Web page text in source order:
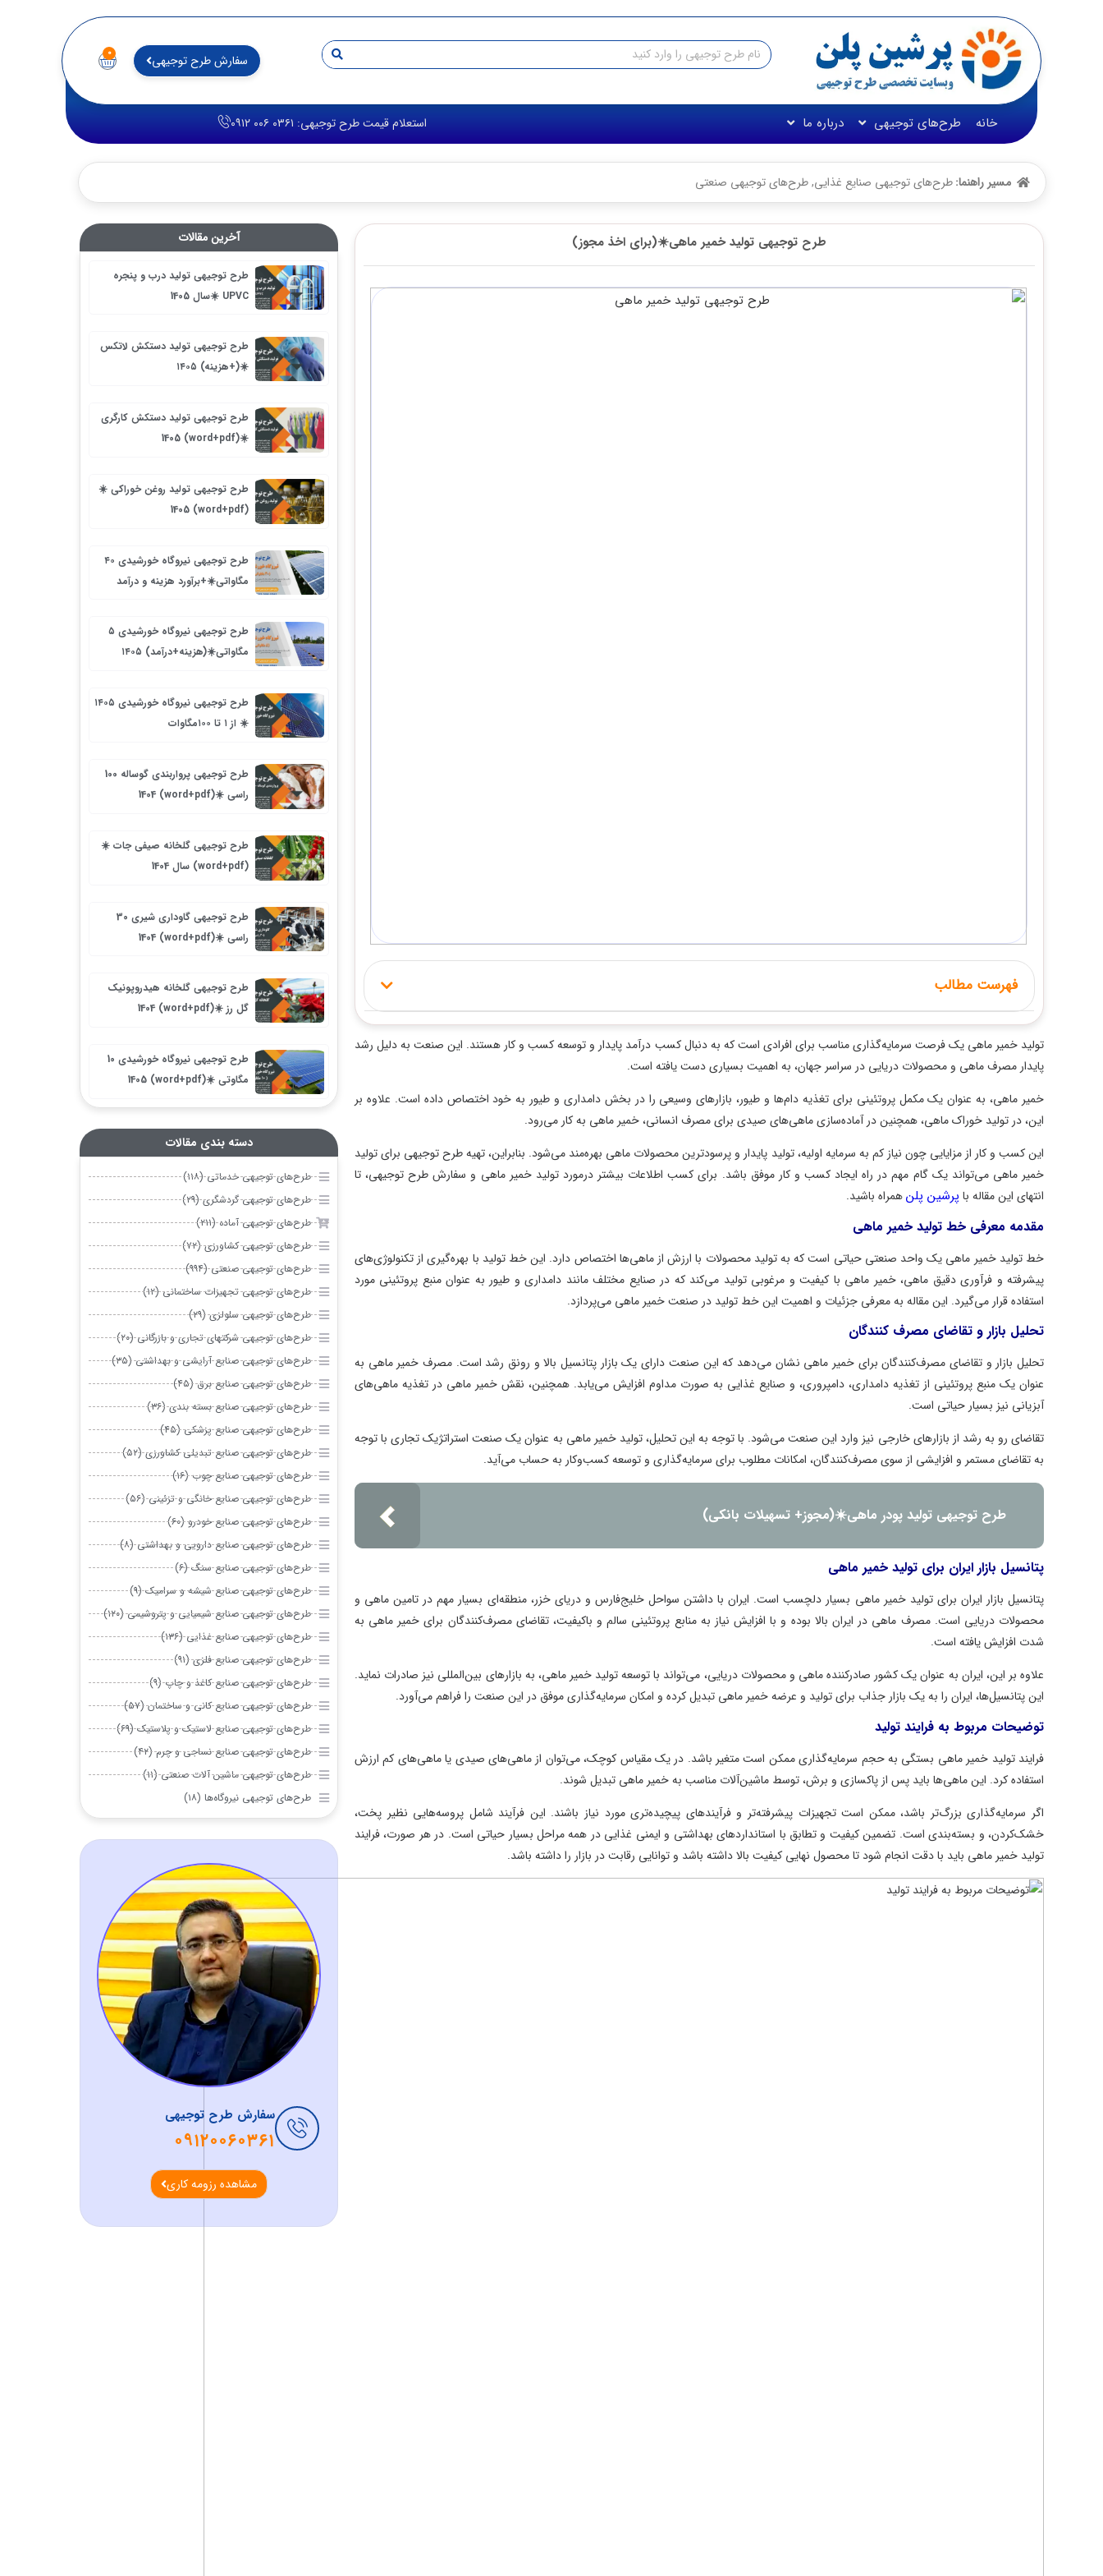
سفارش طرح توجیهی ۰
خانه طرح‌های توجیهی درباره ما استعلام قیمت طرح توجیهی: ۰۳۶۱ ۰۰۶ ۰۹۱۲
مسیر راهنما: طرح‌های توجیهی صنایع غذایی,طرح‌های توجیهی صنعتی
طرح توجیهی تولید خمیر ماهی☀️(برای اخذ مجوز)
فهرست مطالب
تولید خمیر ماهی یک فرصت سرمایه‌گذاری مناسب برای افرادی است که به دنبال کسب درآمد پایدار و توسعه کسب و کار هستند. این صنعت به دلیل رشد
پایدار مصرف ماهی و محصولات دریایی در سراسر جهان، به اهمیت بسیاری دست یافته است.
خمیر ماهی، به عنوان یک مکمل پروتئینی برای تغذیه دام‌ها و طیور، بازارهای وسیعی را در بخش دامداری و طیور به خود اختصاص داده است. علاوه بر
این، در تولید خوراک ماهی، همچنین در آماده‌سازی ماهی‌های صیدی برای مصرف انسانی، خمیر ماهی به کار می‌رود.
این کسب و کار از مزایایی چون نیاز کم به سرمایه اولیه، تولید پایدار و پرسودترین محصولات ماهی بهره‌مند می‌شود. بنابراین، تهیه طرح توجیهی برای تولید
خمیر ماهی می‌تواند یک گام مهم در راه ایجاد کسب و کار موفق باشد. برای کسب اطلاعات بیشتر درمورد تولید خمیر ماهی و سفارش طرح توجیهی، تا
انتهای این مقاله با پرشین پلنهمراه باشید.
مقدمه معرفی خط تولید خمیر ماهی
خط تولید خمیر ماهی یک واحد صنعتی حیاتی است که به تولید محصولات با ارزش از ماهی‌ها اختصاص دارد. این خط تولید با بهره‌گیری از تکنولوژی‌های
پیشرفته و فرآوری دقیق ماهی، خمیر ماهی با کیفیت و مرغوبی تولید می‌کند که در صنایع مختلف مانند دامداری و طیور به عنوان منبع پروتئینی مورد
استفاده قرار می‌گیرد. این مقاله به معرفی جزئیات و اهمیت این خط تولید در صنعت خمیر ماهی می‌پردازد.
تحلیل بازار و تقاضای مصرف کنندگان
تحلیل بازار و تقاضای مصرف‌کنندگان برای خمیر ماهی نشان می‌دهد که این صنعت دارای یک بازار پتانسیل بالا و رونق رشد است. مصرف خمیر ماهی به
عنوان یک منبع پروتئینی از تغذیه دامداری، دامپروری، و صنایع غذایی به صورت مداوم افزایش می‌یابد. همچنین، نقش خمیر ماهی در تغذیه ماهی‌های
آبزیانی نیز بسیار حیاتی است.
تقاضای رو به رشد از بازارهای خارجی نیز وارد این صنعت می‌شود. با توجه به این تحلیل، تولید خمیر ماهی به عنوان یک صنعت استراتژیک تجاری با توجه
به تقاضای مستمر و افزایشی از سوی مصرف‌کنندگان، امکانات مطلوب برای سرمایه‌گذاری و توسعه کسب‌وکار به حساب می‌آید.
طرح توجیهی تولید پودر ماهی☀️(مجوز+ تسهیلات بانکی)
پتانسیل بازار ایران برای تولید خمیر ماهی
پتانسیل بازار ایران برای تولید خمیر ماهی بسیار دلچسب است. ایران با داشتن سواحل خلیج‌فارس و دریای خزر، منطقه‌ای بسیار مهم در تامین ماهی و
محصولات دریایی است. مصرف ماهی در ایران بالا بوده و با افزایش نیاز به منابع پروتئینی سالم و باکیفیت، تقاضای مصرف‌کنندگان برای خمیر ماهی به
شدت افزایش یافته است.
علاوه بر این، ایران به عنوان یک کشور صادرکننده ماهی و محصولات دریایی، می‌تواند با توسعه تولید خمیر ماهی، به بازارهای بین‌المللی نیز صادرات نماید.
این پتانسیل‌ها، ایران را به یک بازار جذاب برای تولید و عرضه خمیر ماهی تبدیل کرده و امکان سرمایه‌گذاری موفق در این صنعت را فراهم می‌آورد.
توضیحات مربوط به فرایند تولید
فرایند تولید خمیر ماهی بستگی به حجم سرمایه‌گذاری ممکن است متغیر باشد. در یک مقیاس کوچک، می‌توان از ماهی‌های صیدی یا ماهی‌های کم ارزش
استفاده کرد. این ماهی‌ها باید پس از پاکسازی و برش، توسط ماشین‌آلات مناسب به خمیر ماهی تبدیل شوند.
اگر سرمایه‌گذاری بزرگ‌تر باشد، ممکن است تجهیزات پیشرفته‌تر و فرآیندهای پیچیده‌تری مورد نیاز باشند. این فرآیند شامل پروسه‌هایی نظیر پخت،
خشک‌کردن، و بسته‌بندی است. تضمین کیفیت و تطابق با استانداردهای بهداشتی و ایمنی غذایی در همه مراحل بسیار حیاتی است. در هر صورت، فرایند
تولید خمیر ماهی باید با دقت انجام شود تا محصول نهایی کیفیت بالا داشته باشد و توانایی رقابت در بازار را داشته باشد.
آخرین مقالات
طرح توجیهی تولید درب و پنجره
UPVC ☀️سال 1405
طرح توجیهی تولید دستکش لاتکس
☀️(+هزینه) ۱۴۰۵
طرح توجیهی تولید دستکش کارگری
☀️(word+pdf) 1405
طرح توجیهی تولید روغن خوراکی ☀️
(word+pdf) 1405
طرح توجیهی نیروگاه خورشیدی ۴۰
مگاواتی☀️+برآورد هزینه و درآمد
طرح توجیهی نیروگاه خورشیدی ۵
مگاواتی☀️(هزینه+درآمد) ۱۴۰۵
طرح توجیهی نیروگاه خورشیدی ۱۴۰۵
☀️ از ۱ تا ۱۰۰مگاوات
طرح توجیهی پرواربندی گوساله 100
راسی ☀️(word+pdf) 1404
طرح توجیهی گلخانه صیفی جات ☀️
(word+pdf) سال 1404
طرح توجیهی گاوداری شیری 30
راسی ☀️(word+pdf) 1404
طرح توجیهی گلخانه هیدروپونیک
گل رز ☀️(word+pdf) 1404
طرح توجیهی نیروگاه خورشیدی 10
مگاوتی ☀️(word+pdf) 1405
دسته بندی مقالات
طرح‌های توجیهی خدماتی (۱۱۸)
طرح‌های توجیهی گردشگری (۲۹)
طرح‌های توجیهی آماده (۲۱۱)
طرح‌های توجیهی کشاورزی (۷۲)
طرح‌های توجیهی صنعتی (۹۹۴)
طرح‌های توجیهی تجهیزات ساختمانی (۱۲)
طرح‌های توجیهی سلولزی (۲۹)
طرح‌های توجیهی شرکتهای تجاری و بازرگانی (۲۰)
طرح‌های توجیهی صنایع آرایشی و بهداشتی (۳۵)
طرح‌های توجیهی صنایع برق (۴۵)
طرح‌های توجیهی صنایع بسته بندی (۳۶)
طرح‌های توجیهی صنایع پزشکی (۴۵)
طرح‌های توجیهی صنایع تبدیلی کشاورزی (۵۲)
طرح‌های توجیهی صنایع چوب (۱۶)
طرح‌های توجیهی صنایع خانگی و تزئینی (۵۶)
طرح‌های توجیهی صنایع خودرو (۶۰)
طرح‌های توجیهی صنایع دارویی و بهداشتی (۸)
طرح‌های توجیهی صنایع سنگ (۶)
طرح‌های توجیهی صنایع شیشه و سرامیک (۹)
طرح‌های توجیهی صنایع شیمیایی و پتروشیمی (۱۲۰)
طرح‌های توجیهی صنایع غذایی (۱۳۶)
طرح‌های توجیهی صنایع فلزی (۹۱)
طرح‌های توجیهی صنایع کاغذ و چاپ (۹)
طرح‌های توجیهی صنایع کانی و ساختمان (۵۷)
طرح‌های توجیهی صنایع لاستیک و پلاستیک (۶۹)
طرح‌های توجیهی صنایع نساجی و چرم (۴۲)
طرح‌های توجیهی ماشین آلات صنعتی (۱۱)
طرح‌های توجیهی نیروگاه‌ها (۱۸)
سفارش طرح توجیهی
۰۹۱۲۰۰۶۰۳۶۱
مشاهده رزومه کاری